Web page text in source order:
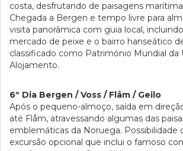
costa, desfrutando de paisagens
Chegada a Bergen e tempo livre para
visita panorâmica com guia local,
mercado de peixe e o bairro hanseático
classificado como Património Mundial da
Alojamento.
6º Dia Bergen / Voss / Flåm / Geilo
Após o pequeno-almoço, saída em
até Flåm, atravessando algumas das
emblemáticas da Noruega. Possibilidade
excursão opcional que inclui o famoso